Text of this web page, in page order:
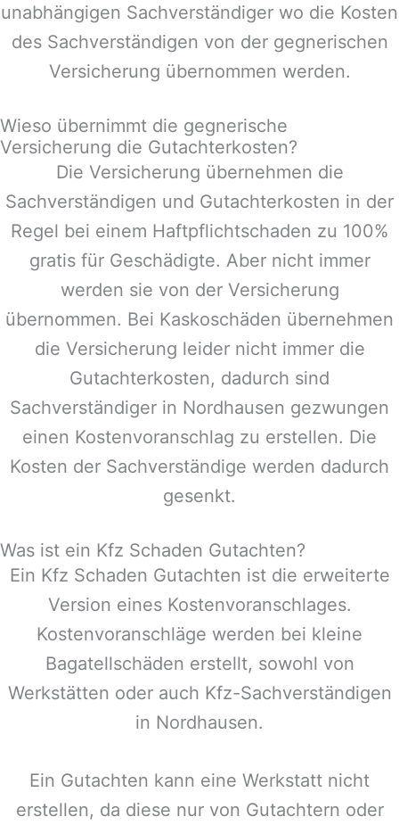
unabhängigen Sachverständiger wo die Kosten
des Sachverständigen von der gegnerischen
Versicherung übernommen werden.
Wieso übernimmt die gegnerische
Versicherung die Gutachterkosten?
Die Versicherung übernehmen die
Sachverständigen und Gutachterkosten in der
Regel bei einem Haftpflichtschaden zu 100%
gratis für Geschädigte. Aber nicht immer
werden sie von der Versicherung
übernommen. Bei Kaskoschäden übernehmen
die Versicherung leider nicht immer die
Gutachterkosten, dadurch sind
Sachverständiger in Nordhausen gezwungen
einen Kostenvoranschlag zu erstellen. Die
Kosten der Sachverständige werden dadurch
gesenkt.
Was ist ein Kfz Schaden Gutachten?
Ein Kfz Schaden Gutachten ist die erweiterte
Version eines Kostenvoranschlages.
Kostenvoranschläge werden bei kleine
Bagatellschäden erstellt, sowohl von
Werkstätten oder auch Kfz-Sachverständigen
in Nordhausen.
Ein Gutachten kann eine Werkstatt nicht
erstellen, da diese nur von Gutachtern oder